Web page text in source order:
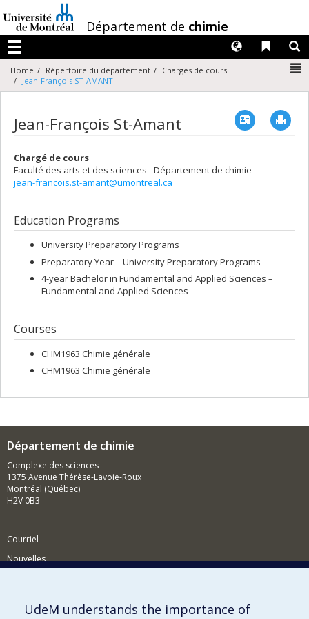
au
contenu
/Département de chimie
Menu
Liens
Langues
Home Répertoire du département
Chargés de cours
Jean-François ST-AMANT
Jean-François St-Amant Vcard
Chargé de cours
Faculté des arts et des sciences - Département de chimie
jean-francois.st-amant@umontreal.ca
Education Programs
University Preparatory Programs
Preparatory Year – University Preparatory Programs
4-year Bachelor in Fundamental and Applied Sciences –
Fundamental and Applied Sciences
Courses
CHM1963 Chimie générale
CHM1963 Chimie générale
Département de chimie
Complexe des sciences
1375 Avenue Thérèse-Lavoie-Roux
Montréal (Québec)
H2V 0B3
Courriel
Nouvelles
Comment soutenir le Département?
UdeM understands the importance of